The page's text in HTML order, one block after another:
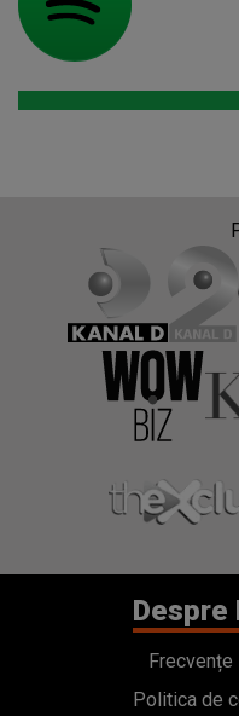
Despre
Frecvențe
Politica de